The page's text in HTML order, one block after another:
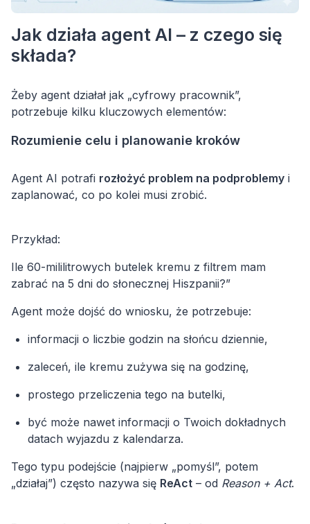
Jak działa agent AI – z czego się
składa?
Żeby agent działał jak „cyfrowy pracownik”,
potrzebuje kilku kluczowych elementów:
Rozumienie celu i planowanie kroków
Agent AI potrafi rozłożyć problem na podproblemy i
zaplanować, co po kolei musi zrobić.
Przykład:
Ile 60-mililitrowych butelek kremu z filtrem mam
zabrać na 5 dni do słonecznej Hiszpanii?”
Agent może dojść do wniosku, że potrzebuje:
informacji o liczbie godzin na słońcu dziennie,
zaleceń, ile kremu zużywa się na godzinę,
prostego przeliczenia tego na butelki,
być może nawet informacji o Twoich dokładnych
datach wyjazdu z kalendarza.
Tego typu podejście (najpierw „pomyśl”, potem
„działaj”) często nazywa się ReAct – od Reason + Act.